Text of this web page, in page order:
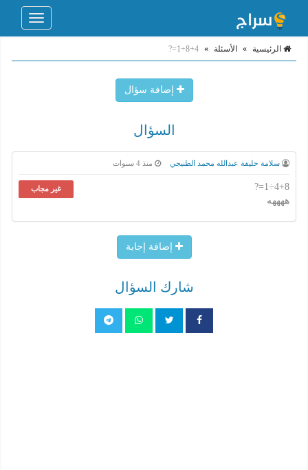
Toggle
الرئيسية » الأسئلة »
4+8÷1=?
إضافة سؤال
السؤال
سلامة خليفة عبدالله محمد الطنيجي منذ 4 سنوات
غير مجاب
4+8÷1=?
ههههه
إضافة إجابة
شارك السؤال